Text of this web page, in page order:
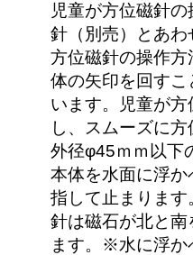
児童が方位磁針
針（別売）とあ
方位磁針の操作
体の矢印を回す
います。児童が
し、スムーズに
外径φ45ｍｍ以下
本体を水面に浮
指して止まりま
針は磁石が北と
ます。※水に浮か